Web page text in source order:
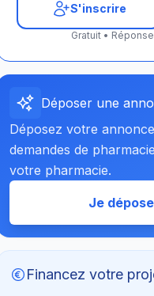
S'inscrire
Gratuit •
Déposer une
Déposez votre
demandes de
votre pharmacie.
Je
Financez votre